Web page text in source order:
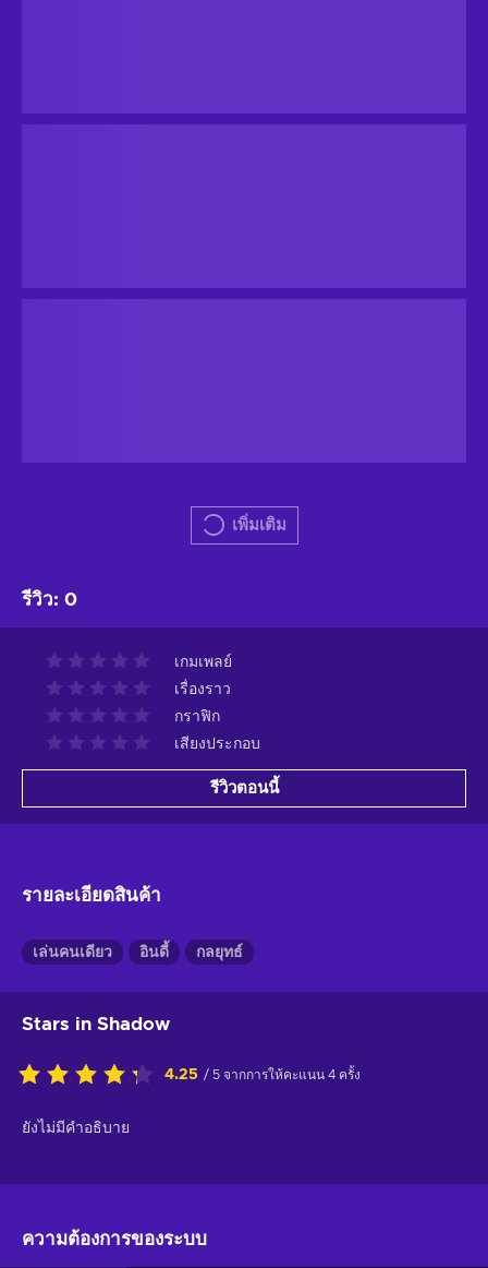
เพิ่มเติม
รีวิว: 0
เกมเพลย์
เรื่องราว
กราฟิก
เสียงประกอบ
รีวิวตอนนี้
รายละเอียดสินค้า
เล่นคนเดียว อินดี้ กลยุทธ์
Stars in Shadow
4.25 / 5 จากการให้คะแนน 4 ครั้ง
ยังไม่มีคำอธิบาย
ความต้องการของระบบ